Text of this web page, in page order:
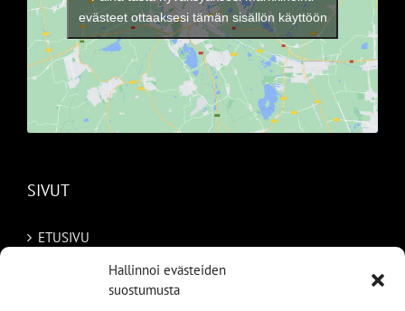
Hallinnoi evästeiden
suostumusta
evästeet ottaaksesi tämän sisällön käyttöön
SIVUT
ETUSIVU